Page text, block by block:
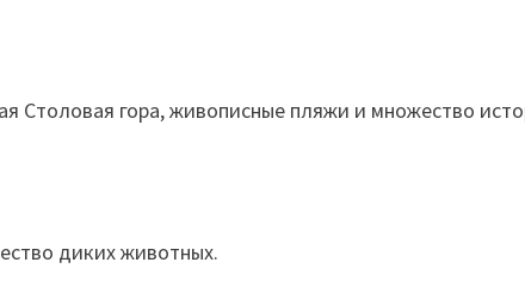
Столовая гора, живописные пляжи и множество
диких животных.